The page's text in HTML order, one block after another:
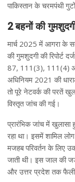
पाकिस्तान के चरमपंथी
2 बहनों की
मार्च 2025 में आगरा के
की गुमशुदगी की रिपोर्ट
87, 111(3), 111(4) और
अधिनियम 2021 की
तो पूरे नेटवर्क की परतें
विस्तृत जांच की गई।
प्रारंभिक जांच में
रहा था। इसमें शामिल
मजहब परिवर्तन के लिए
जाती थी। इस जाल की
और उत्तर प्रदेश तक